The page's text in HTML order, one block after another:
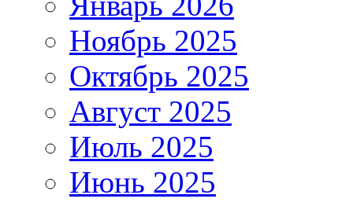
Ноябрь 2025
Октябрь 2025
Август 2025
Июль 2025
Июнь 2025